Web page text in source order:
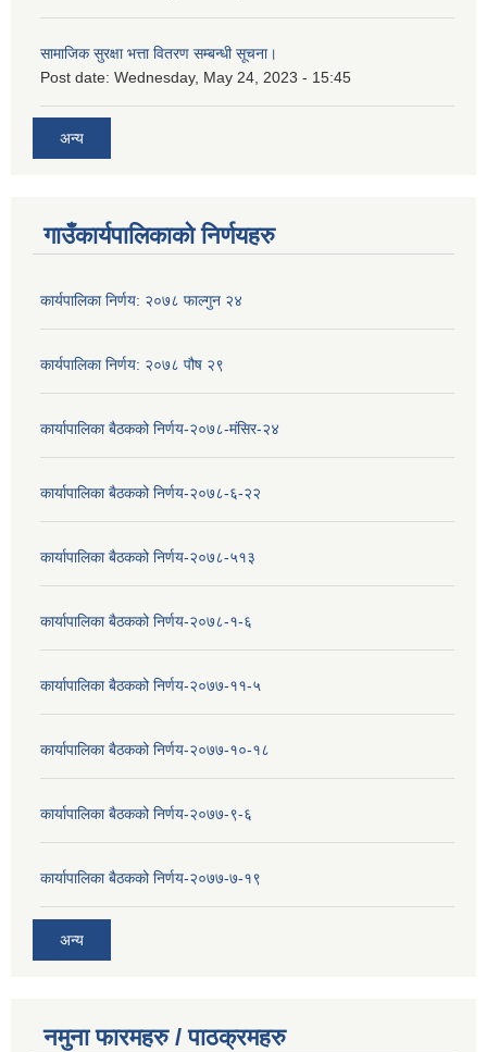
सामाजिक सुरक्षा भत्ता वितरण सम्बन्धी सूचना।
Post date: Wednesday, May 24, 2023 - 15:45
अन्य
गाउँकार्यपालिकाको निर्णयहरु
कार्यपालिका निर्णय: २०७८ फाल्गुन २४
कार्यपालिका निर्णय: २०७८ पौष २९
कार्यापालिका बैठकको निर्णय-२०७८-मंसिर-२४
कार्यापालिका बैठकको निर्णय-२०७८-६-२२
कार्यापालिका बैठकको निर्णय-२०७८-५१३
कार्यापालिका बैठकको निर्णय-२०७८-१-६
कार्यापालिका बैठकको निर्णय-२०७७-११-५
कार्यापालिका बैठकको निर्णय-२०७७-१०-१८
कार्यापालिका बैठकको निर्णय-२०७७-९-६
कार्यापालिका बैठकको निर्णय-२०७७-७-१९
अन्य
नमुना फारमहरु / पाठक्रमहरु